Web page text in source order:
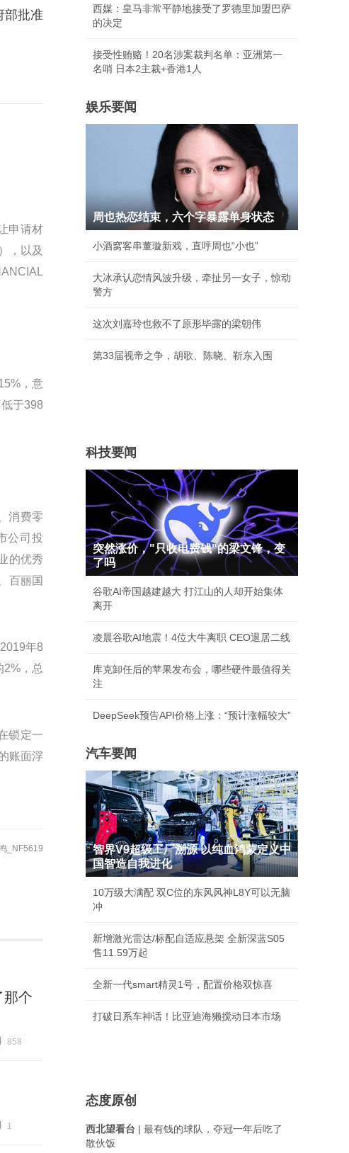
部批准
申请材
，以及
，意
于398
消费零
公司投
的优秀
百丽国
年8
2%，总
锁定一
账面浮
_NF5619
那个
858
1
西媒：皇马非常平静地接受了罗德里加盟巴萨
的决定
接受性贿赂！20名涉案裁判名单：亚洲第一
名哨 日本2主裁+香港1人
娱乐要闻
周也热恋结束，六个字暴露单身状态
小酒窝客串董璇新戏，直呼周也“小也”
大冰承认恋情风波升级，牵扯另一女子，惊动
警方
这次刘嘉玲也救不了原形毕露的梁朝伟
第33届视帝之争，胡歌、陈晓、靳东入围
科技要闻
突然涨价，"只收电费钱"的梁文锋，变
了吗
谷歌AI帝国越建越大 打江山的人却开始集体
离开
凌晨谷歌AI地震！4位大牛离职 CEO退居二线
库克卸任后的苹果发布会，哪些硬件最值得关
注
DeepSeek预告API价格上涨：“预计涨幅较大”
汽车要闻
智界V9超级工厂溯源 以纯血鸿蒙定义中
国智造自我进化
10万级大满配 双C位的东风风神L8Y可以无脑
冲
新增激光雷达/标配自适应悬架 全新深蓝S05
售11.59万起
全新一代smart精灵1号，配置价格双惊喜
打破日系车神话！比亚迪海獭搅动日本市场
态度原创
西北望看台 | 最有钱的球队，夺冠一年后吃了
散伙饭